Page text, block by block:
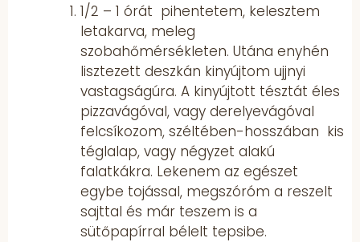
1/2 – 1 órát pihentetem, kelesztem
letakarva, meleg
szobahőmérsékleten. Utána enyhén
lisztezett deszkán kinyújtom ujjnyi
vastagságúra. A kinyújtott tésztát éles
pizzavágóval, vagy derelyevágóval
felcsíkozom, széltében-hosszában kis
téglalap, vagy négyzet alakú
falatkákra. Lekenem az egészet
egybe tojással, megszóróm a reszelt
sajttal és már teszem is a
sütőpapírral bélelt tepsibe.